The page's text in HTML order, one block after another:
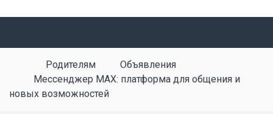
Родителям
Объявления
Мессенджер MAX: платформа для общения и
новых возможностей